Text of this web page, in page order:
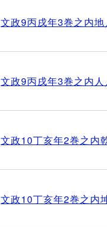
文政9丙戌年3巻之内
文政9丙戌年3巻之内
文政10丁亥年2巻之内
文政10丁亥年2巻之内